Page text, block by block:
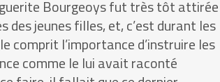
Bourgeoys fut très tôt attirée
des jeunes filles, et, c’est durant les
comprit l’importance d’instruire les
comme le lui avait raconté